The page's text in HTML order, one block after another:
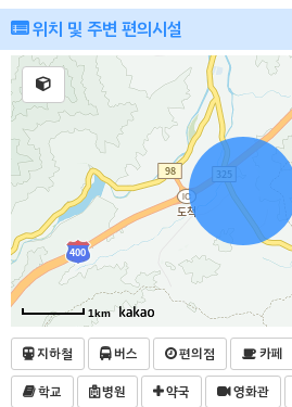
위치 및 주변 편의시설
1km
지하철 버스 편의점 카페
학교
병원 약국 영화관